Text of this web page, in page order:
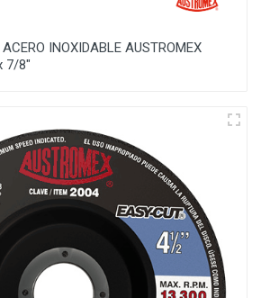
INOXIDABLE AUSTROMEX
7/8"